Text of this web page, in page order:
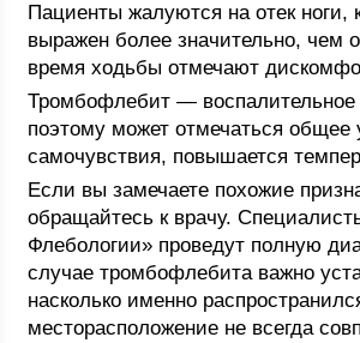
Пациенты жалуются на отек ноги,
выражен более значительно, чем
время ходьбы отмечают
Тромбофлебит — воспалительное
поэтому может отмечаться общее
самочувствия, повышается
Если вы замечаете похожие
обращайтесь к врачу.
Флебологии» проведут полную
случае тромбофлебита важно
насколько именно
месторасположение не всегда